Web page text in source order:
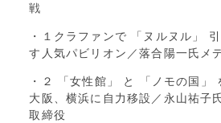
戦
・１クラファンで 「ヌルヌル」
す人気パビリオン／落合陽一氏メ
・２ 「女性館」 と 「ノモの国」
大阪、横浜に自力移設／永山祐子
取締役